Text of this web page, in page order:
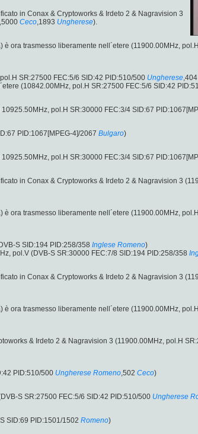
in Conax & Cryptoworks & Irdeto 2 & Nagravision 3
,5000 Ceco,1893 Ungherese).
è ora trasmesso liberamente nell´etere (11900.00MHz,
SR:27500 FEC:5/6 SID:42 PID:510/500 Ungherese,404
(10842.00MHz, pol.H SR:27500 FEC:5/6 SID:42
pol.H SR:30000 FEC:3/4 SID:67
PID:1067[MPEG-4]/2067 Bulgaro)
pol.H SR:30000 FEC:3/4 SID:67
in Conax & Cryptoworks & Irdeto 2 & Nagravision 3
è ora trasmesso liberamente nell´etere (11900.00MHz,
S SID:194 PID:258/358 Inglese Romeno)
pol.V (DVB-S SR:30000 FEC:7/8 SID:194 PID:258/358
in Conax & Cryptoworks & Irdeto 2 & Nagravision 3
è ora trasmesso liberamente nell´etere (11900.00MHz,
& Irdeto 2 & Nagravision 3 (11900.00MHz, pol.H
PID:510/500 Ungherese Romeno,502 Ceco)
S SR:27500 FEC:5/6 SID:42 PID:510/500 Ungherese
SID:69 PID:1501/1502 Romeno)